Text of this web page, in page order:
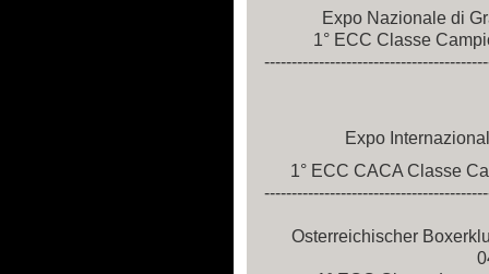
Expo Nazionale di
1° ECC Classe
Expo
1° ECC CACA Classe
Osterreichischer